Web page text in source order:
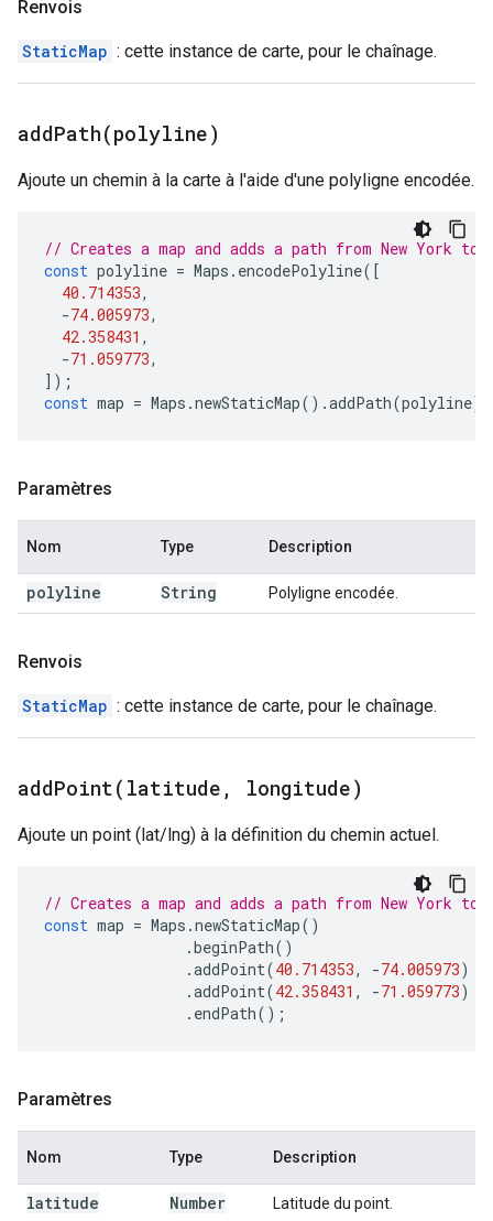
Renvois
StaticMap : cette instance de carte, pour le chaînage.
addPath(polyline)
Ajoute un chemin à la carte à l'aide d'une polyligne encodée.
// Creates a map and adds a path from New York to
const polyline = Maps . encodePolyline([
40.714353,
-74.005973,
42.358431 ,
-71.059773,
]);
const map = Maps .newStaticMap().addPath(polyline);
Paramètres
Nom Type Description
polyline String Polyligne encodée.
Renvois
StaticMap : cette instance de carte, pour le chaînage.
addPoint( latitude , longitude)
Ajoute un point (lat/lng) à la définition du chemin actuel.
// Creates a map and adds a path from New York to
const map = Maps .newStaticMap()
.beginPath()
.addPoint(40.714353, -74.005973)
.addPoint(42.358431 , -71.059773)
. endPath();
Paramètres
Nom Type Description
latitude Number Latitude du point.